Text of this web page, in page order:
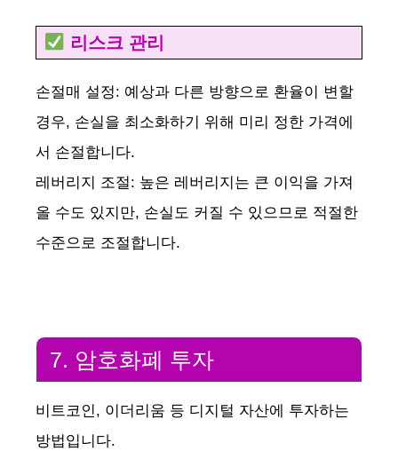
리스크 관리
손절매 설정: 예상과 다른 방향으로 환율이 변할
경우, 손실을 최소화하기 위해 미리 정한 가격에
서 손절합니다.
레버리지 조절: 높은 레버리지는 큰 이익을 가져
올 수도 있지만, 손실도 커질 수 있으므로 적절한
수준으로 조절합니다.
7. 암호화폐 투자
비트코인, 이더리움 등 디지털 자산에 투자하는
방법입니다.